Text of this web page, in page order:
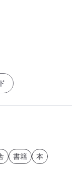
書籍
本